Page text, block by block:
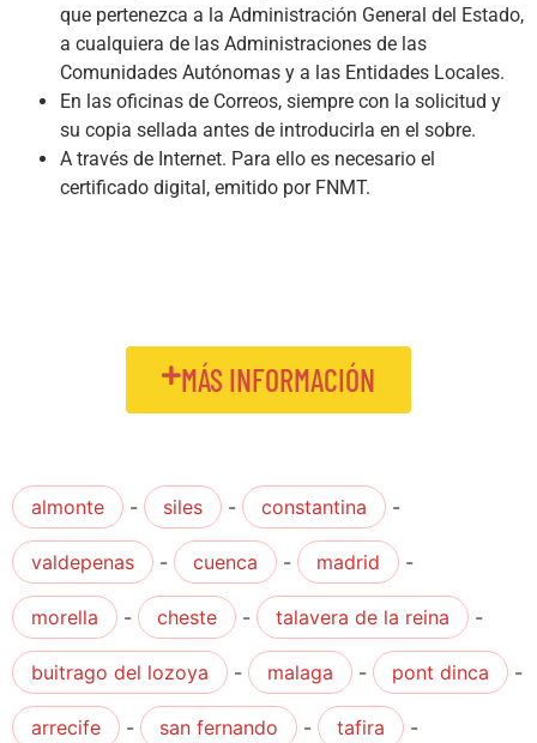
que pertenezca a la Administración General del Estado,
a cualquiera de las Administraciones de las
Comunidades Autónomas y a las Entidades Locales.
En las oficinas de Correos, siempre con la solicitud y
su copia sellada antes de introducirla en el sobre.
A través de Internet. Para ello es necesario el
certificado digital, emitido por FNMT.
MÁS INFORMACIÓN
almonte - siles - constantina -
valdepenas - cuenca - madrid -
morella - cheste - talavera de la reina -
buitrago del lozoya - malaga - pont dinca -
arrecife - san fernando - tafira -